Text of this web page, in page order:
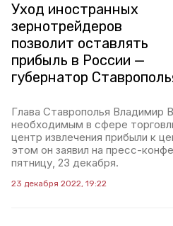
Уход иностранных
зернотрейдеров
позволит оставлять
прибыль в России —
губернатор
Глава Ставрополья Владимир
необходимым в сфере
центр извлечения прибыли к
этом он заявил на пресс-
пятницу, 23 декабря.
23 декабря 2022, 19:22